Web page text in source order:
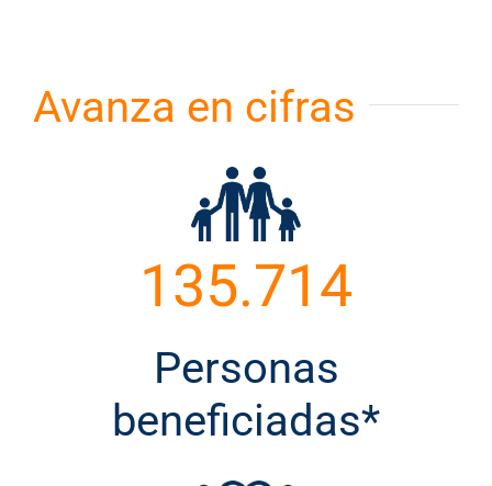
Avanza en cifras
135.714
Personas
beneficiadas*